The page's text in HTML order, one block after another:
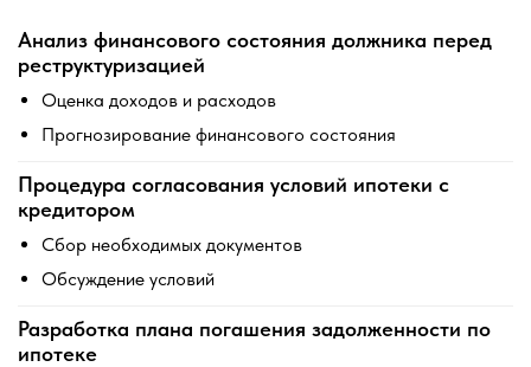
Анализ финансового состояния должника перед
реструктуризацией
Оценка доходов и расходов
Прогнозирование финансового состояния
Процедура согласования условий ипотеки с
кредитором
Сбор необходимых документов
Обсуждение условий
Разработка плана погашения задолженности по
ипотеке